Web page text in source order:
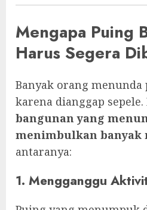
Mengapa Puing
Harus Segera
Banyak orang
karena dianggap sepele.
bangunan yang
menimbulkan banyak
antaranya:
1. Mengganggu